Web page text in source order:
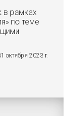
в рамках
по теме
октября 2023 г.